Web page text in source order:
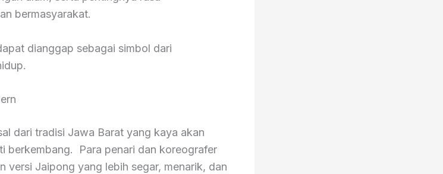
bermasyarakat.
dianggap sebagai simbol dari
dari tradisi Jawa Barat yang kaya akan
berkembang. Para penari dan koreografer
versi Jaipong yang lebih segar, menarik, dan